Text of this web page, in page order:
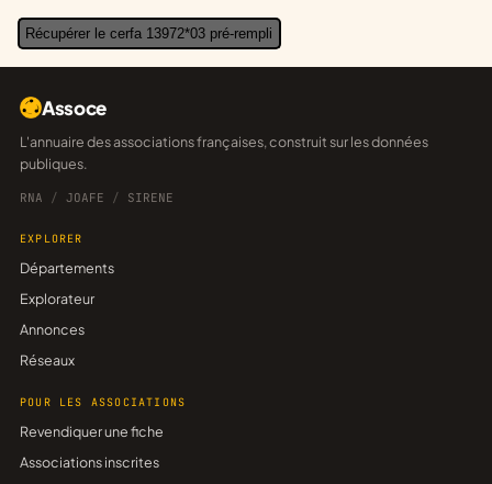
Récupérer le cerfa 13972*03 pré-rempli
Assoce
L'annuaire des associations françaises, construit sur les données
publiques.
RNA / JOAFE / SIRENE
EXPLORER
Départements
Explorateur
Annonces
Réseaux
POUR LES ASSOCIATIONS
Revendiquer une fiche
Associations inscrites